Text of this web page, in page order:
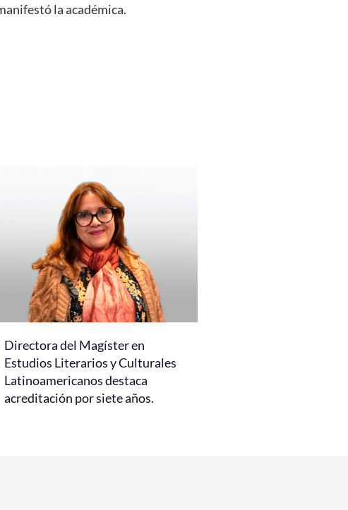
la académica.
Directora del Magíster en
Estudios Literarios y Culturales
Latinoamericanos destaca
acreditación por siete años.